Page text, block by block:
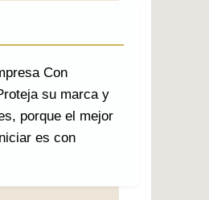
Con
su marca y
porque el mejor
es con